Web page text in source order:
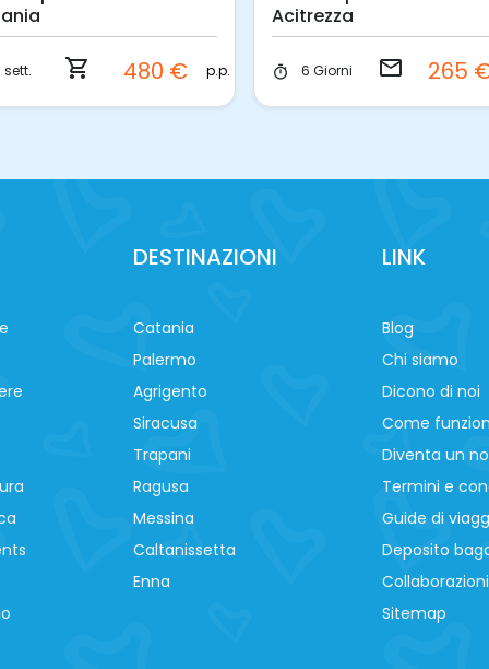
sett. shopping_cart 480 € p.p.
Acitrezza
timer 6 Giorni email 265
DESTINAZIONI
Catania
Palermo
Agrigento
Siracusa
Trapani
Ragusa
Messina
Caltanissetta
Enna
LINK
Blog
Chi siamo
Dicono di noi
Come
Diventa un
Termini e
Guide di
Deposito
Collaborazioni
Sitemap